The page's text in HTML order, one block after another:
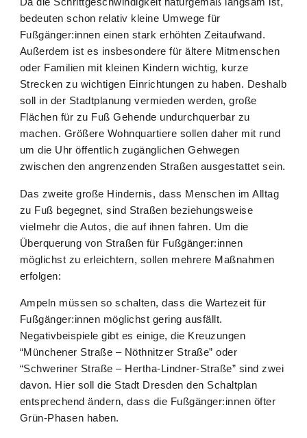
bedeuten schon relativ kleine Umwege für
Fußgänger:innen einen stark erhöhten Zeitaufwand.
Außerdem ist es insbesondere für ältere Mitmenschen
oder Familien mit kleinen Kindern wichtig, kurze
Strecken zu wichtigen Einrichtungen zu haben. Deshalb
soll in der Stadtplanung vermieden werden, große
Flächen für zu Fuß Gehende undurchquerbar zu
machen. Größere Wohnquartiere sollen daher mit rund
um die Uhr öffentlich zugänglichen Gehwegen
zwischen den angrenzenden Straßen ausgestattet sein.
Das zweite große Hindernis, dass Menschen im Alltag
zu Fuß begegnet, sind Straßen beziehungsweise
vielmehr die Autos, die auf ihnen fahren. Um die
Überquerung von Straßen für Fußgänger:innen
möglichst zu erleichtern, sollen mehrere Maßnahmen
erfolgen:
Ampeln müssen so schalten, dass die Wartezeit für
Fußgänger:innen möglichst gering ausfällt.
Negativbeispiele gibt es einige, die Kreuzungen
“Münchener Straße – Nöthnitzer Straße” oder
“Schweriner Straße – Hertha-Lindner-Straße” sind zwei
davon. Hier soll die Stadt Dresden den Schaltplan
entsprechend ändern, dass die Fußgänger:innen öfter
Grün-Phasen haben.